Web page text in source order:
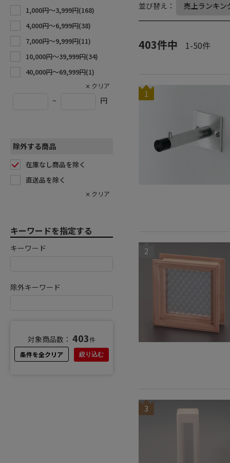
1,000円〜3,999円(168)
4,000円〜6,999円(38)
7,000円〜9,999円(11)
10,000円〜39,999円(34)
40,000円〜69,999円(1)
~ 円
除外する商品
在庫なし商品を除く
直送品を除く
キーワードを指定する
キーワード
除外キーワード
対象商品数： 403件
条件を全クリア
絞り込む
並び替え：
403件中 1-50件
1
2
3